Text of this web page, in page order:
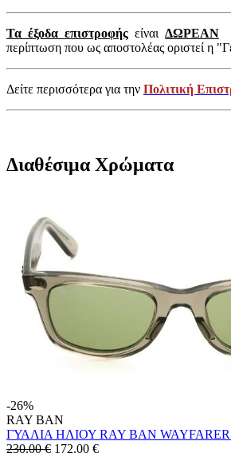
Τα έξοδα επιστροφής είναι ΔΩΡΕΑΝ
περίπτωση που ως αποστολέας οριστεί η
Δείτε περισσότερα για την Πολιτική
Διαθέσιμα Χρώματα
-26%
RAY BAN
ΓΥΑΛΙΑ ΗΛΙΟΥ RAY BAN WAYFARER
230.00 € 172.00 €